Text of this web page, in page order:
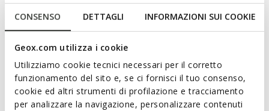
CONSENSO DETTAGLI INFORMAZIONI SUI COOKIE
Geox.com utilizza i cookie
Utilizziamo cookie tecnici necessari per il corretto
funzionamento del sito e, se ci fornisci il tuo consenso,
cookie ed altri strumenti di profilazione e tracciamento
per analizzare la navigazione, personalizzare contenuti
Bequeme und leichte flache Damensandale mit extrem
femininer Ausstrahlung. In dieser eleganten schwarzen
Version hat sie ein Oberschuh aus Glattleder mit dekorativen
Nieten. Die atmungsaktive und bequeme Maddalusia C
wertet Sommerlooks mit einem einzigartigen und
temperamentvollen Stil auf.
PRODUKTCODE:
D65YMH0001JC9999
Mehr anzeigen